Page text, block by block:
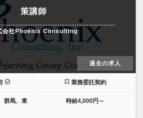
策講師
会社Phoenix Consulting
過去の求人
業務委託契約
群馬、東
時給4,000円～